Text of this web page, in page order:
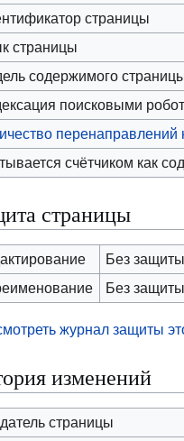
страницы
страницы
содержимого
поисковыми
перенаправлений
счётчиком как
страницы
Без
Без
журнал защиты
изменений
страницы